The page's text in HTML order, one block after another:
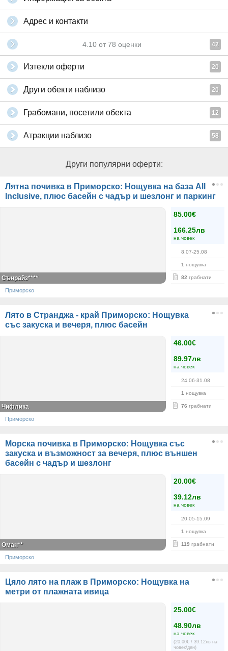
Адрес и контакти
4.10 от 78 оценки 42
Изтекли оферти 20
Други обекти наблизо 20
Грабомани, посетили обекта 12
Атракции наблизо 58
Други популярни оферти:
Лятна почивка в Приморско: Нощувка на база All
Inclusive, плюс басейн с чадър и шезлонг и паркинг
85.00€
166.25лв
на човек
8.07-25.08
1 нощувка
82 грабнати
Сънрайз****
Приморско
Лято в Странджа - край Приморско: Нощувка
със закуска и вечеря, плюс басейн
46.00€
89.97лв
на човек
24.06-31.08
1 нощувка
76 грабнати
Чифлика
Приморско
Морска почивка в Приморско: Нощувка със
закуска и възможност за вечеря, плюс външен
басейн с чадър и шезлонг
20.00€
39.12лв
на човек
20.05-15.09
1 нощувка
119 грабнати
Оман**
Приморско
Цяло лято на плаж в Приморско: Нощувка на
метри от плажната ивица
25.00€
48.90лв
на човек
(20.00€ / 39.12лв на
човек/ден)